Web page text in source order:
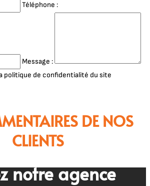
Téléphone :
Message :
politique de confidentialité du site
DE NOS
CLIENTS
notre agence